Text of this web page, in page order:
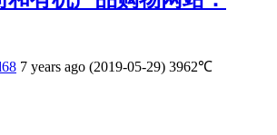
7 years ago (2019-05-29) 3962℃